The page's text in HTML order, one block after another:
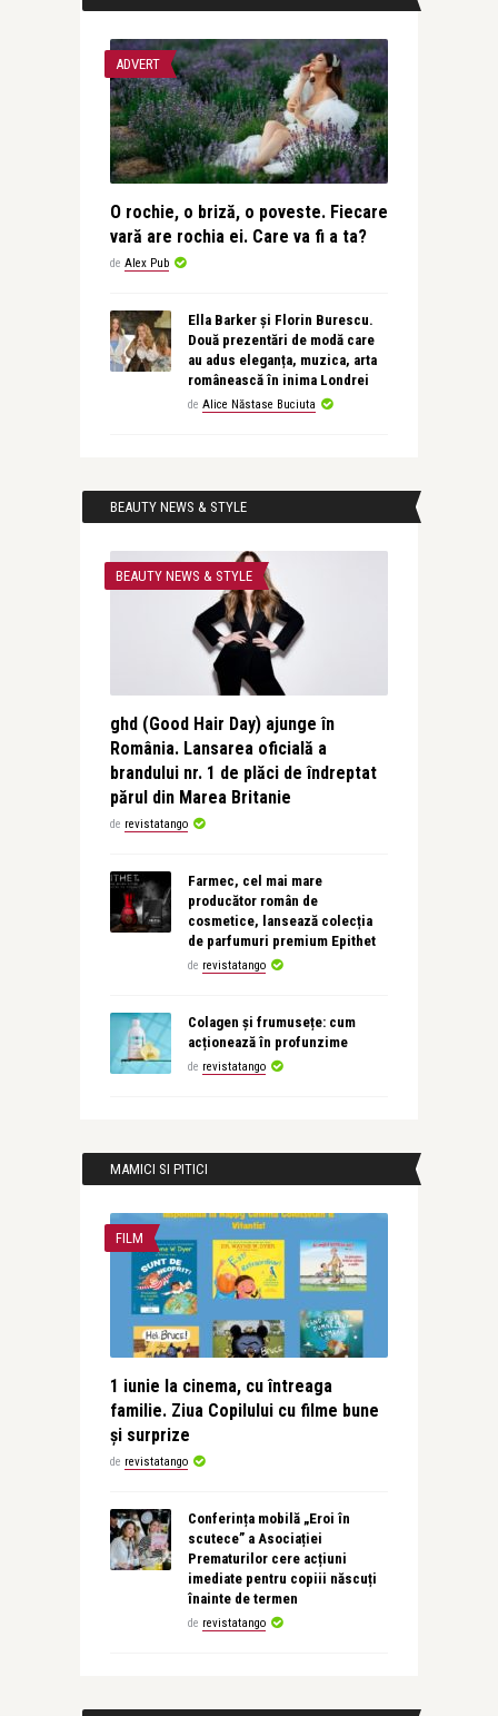
ADVERT
O rochie, o briză, o poveste. Fiecare
vară are rochia ei. Care va fi a ta?
de Alex Pub
Ella Barker și Florin Burescu.
Două prezentări de modă care
au adus eleganța, muzica, arta
românească în inima Londrei
de Alice Năstase Buciuta
BEAUTY NEWS & STYLE
BEAUTY NEWS & STYLE
ghd (Good Hair Day) ajunge în
România. Lansarea oficială a
brandului nr. 1 de plăci de îndreptat
părul din Marea Britanie
de revistatango
Farmec, cel mai mare
producător român de
cosmetice, lansează colecția
de parfumuri premium Epithet
de revistatango
Colagen și frumusețe: cum
acționează în profunzime
de revistatango
MAMICI SI PITICI
FILM
1 iunie la cinema, cu întreaga
familie. Ziua Copilului cu filme bune
și surprize
de revistatango
Conferința mobilă „Eroi în
scutece” a Asociației
Prematurilor cere acțiuni
imediate pentru copiii născuți
înainte de termen
de revistatango